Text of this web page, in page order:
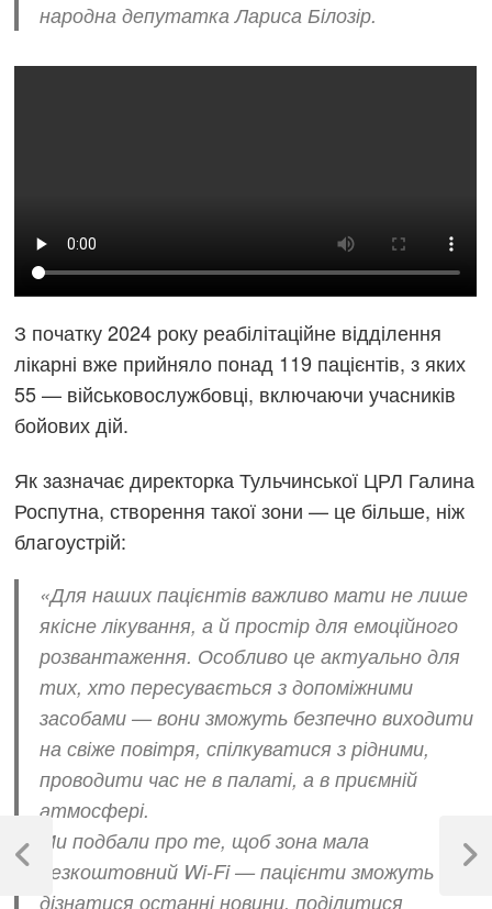
народна депутатка Лариса Білозір.
З початку 2024 року реабілітаційне відділення
лікарні вже прийняло понад 119 пацієнтів, з яких
55 — військовослужбовці, включаючи учасників
бойових дій.
Як зазначає директорка Тульчинської ЦРЛ Галина
Роспутна, створення такої зони — це більше, ніж
благоустрій:
«Для наших пацієнтів важливо мати не лише
якісне лікування, а й простір для емоційного
розвантаження. Особливо це актуально для
тих, хто пересувається з допоміжними
засобами — вони зможуть безпечно виходити
на свіже повітря, спілкуватися з рідними,
проводити час не в палаті, а в приємній
атмосфері.
Ми подбали про те, щоб зона мала
безкоштовний Wi-Fi — пацієнти зможуть
дізнатися останні новини, поділитися
Навігація
записів
Previous
Next